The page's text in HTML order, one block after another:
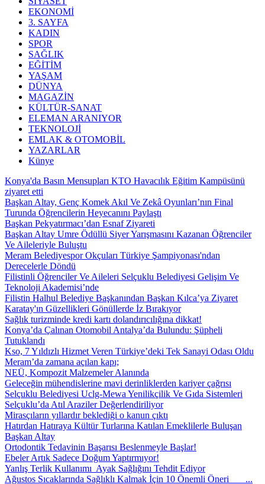
EKONOMİ
3. SAYFA
KADIN
SPOR
SAĞLIK
EĞİTİM
YAŞAM
DÜNYA
MAGAZİN
KÜLTÜR-SANAT
ELEMAN ARANIYOR
TEKNOLOJİ
EMLAK & OTOMOBİL
YAZARLAR
Künye
Konya'da Basın Mensupları KTO Havacılık Eğitim Kampüsünü
ziyaret etti
Başkan Altay, Genç Komek Akıl Ve Zekâ Oyunları’nın Final
Turunda Öğrencilerin Heyecanını Paylaştı
Başkan Pekyatırmacı’dan Esnaf Ziyareti
Başkan Altay Umre Ödüllü Siyer Yarışmasını Kazanan Öğrenciler
Ve Aileleriyle Buluştu
Meram Belediyespor Okçuları Türkiye Şampiyonası'ndan
Derecelerle Döndü
Filistinli Öğrenciler Ve Aileleri Selçuklu Belediyesi Gelişim Ve
Teknoloji Akademisi’nde
Filistin Halhul Belediye Başkanından Başkan Kılca’ya Ziyaret
Karatay'ın Güzellikleri Gönüllerde İz Bırakıyor
Sağlık turizminde kredi kartı dolandırıcılığına dikkat!
Konya’da Çalınan Otomobil Antalya’da Bulundu: Şüpheli
Tutuklandı
Kso, 7 Yıldızlı Hizmet Veren Türkiye’deki Tek Sanayi Odası Oldu
Meram’da zamana açılan kapı;
NEÜ, Kompozit Malzemeler Alanında
Geleceğin mühendislerine mavi derinliklerden kariyer çağrısı
Selçuklu Belediyesi Uclg-Mewa Yenilikçilik Ve Gıda Sistemleri
Selçuklu’da Atıl Araziler Değerlendiriliyor
Mirasçıların yıllardır beklediği o kanun çıktı
Hatırdan Hatıraya Kültür Turlarına Katılan Emeklilerle Buluşan
Başkan Altay
Ortodontik Tedavinin Başarısı Beslenmeyle Başlar!
Ebeler Artık Sadece Doğum Yaptırmıyor!
Yanlış Terlik Kullanımı Ayak Sağlığını Tehdit Ediyor
Ağustos Sıcaklarında Sağlıklı Kalmak İçin 10 Önemli Öneri ...